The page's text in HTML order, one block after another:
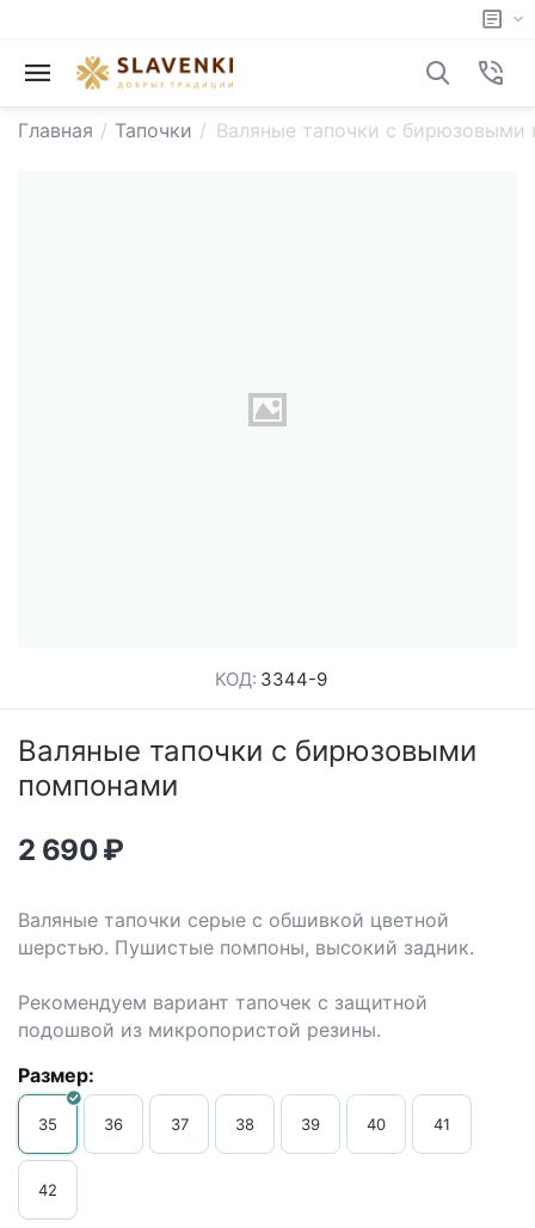
Главная / Тапочки / Валяные тапочки с бирюзовыми
КОД: 3344-9
Валяные тапочки с бирюзовыми
помпонами
2 690₽
Валяные тапочки серые с обшивкой цветной
шерстью. Пушистые помпоны, высокий задник.
Рекомендуем вариант тапочек с защитной
подошвой из микропористой резины.
Размер:
35 36 37 38 39 40 41
42